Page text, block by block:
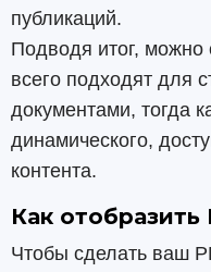
публикаций.
Подводя итог, можно
всего подходят для
документами, тогда
динамического,
контента.
Как отобразить
Чтобы сделать ваш